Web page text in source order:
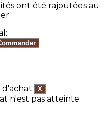
ont été rajoutées au
n'est pas atteinte